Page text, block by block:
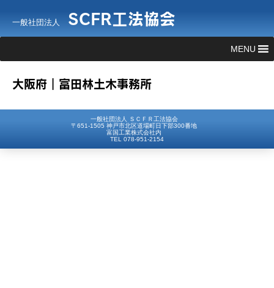
一般社団法人 SCFR工法協会
MENU
大阪府｜富田林土木事務所
一般社団法人 ＳＣＦＲ工法協会
〒651-1505 神戸市北区道場町日下部300番地
富国工業株式会社内
TEL 078-951-2154